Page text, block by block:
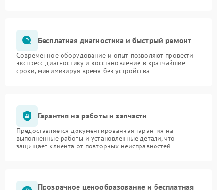
Бесплатная диагностика и быстрый ремонт
Современное оборудование и опыт позволяют провести
экспресс-диагностику и восстановление в кратчайшие
сроки, минимизируя время без устройства
Гарантия на работы и запчасти
Предоставляется документированная гарантия на
выполненные работы и установленные детали, что
защищает клиента от повторных неисправностей
Прозрачное ценообразование и бесплатная